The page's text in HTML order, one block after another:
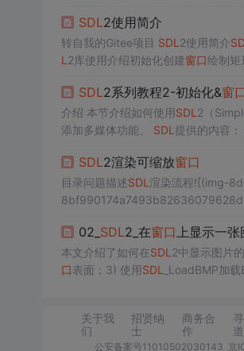
学者学习SDL2图形编程的基础知识。
SDL2使用简介
转自我的Gitee项目 SDL 2使用简介
L 2库使用介绍初始化创建窗口绘制矩
SDL2系列教程2-初始化&窗口
介绍 本节介绍如何使用SDL 2（
添加多媒体功能。 SDL 提供的内容：
SDL2渲染可缩放窗口
目录问题描述SDL 渲染流程![(img-
02_ SDL2_在窗口 上显示一张
本文介绍了如何在SDL 2中显示图片
口表面；3) 使用SDL _LoadBMP加
关于我
们
招贤纳
士
商务合
作
道
公安备案号11010502030143 京